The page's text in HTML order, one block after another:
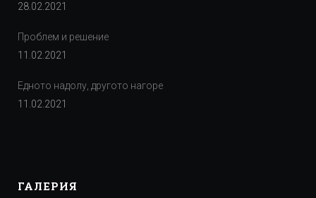
28.02.2021
Проблем и решение
11.02.2021
Едното надолу, другото нагоре
11.02.2021
ГАЛЕРИЯ